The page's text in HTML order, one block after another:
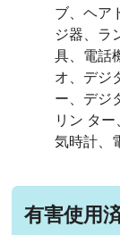
ブ、ヘア
ジ器、ラ
具、電話
オ、デジ
ー、デジ
リン タ
気時計、
有害使用